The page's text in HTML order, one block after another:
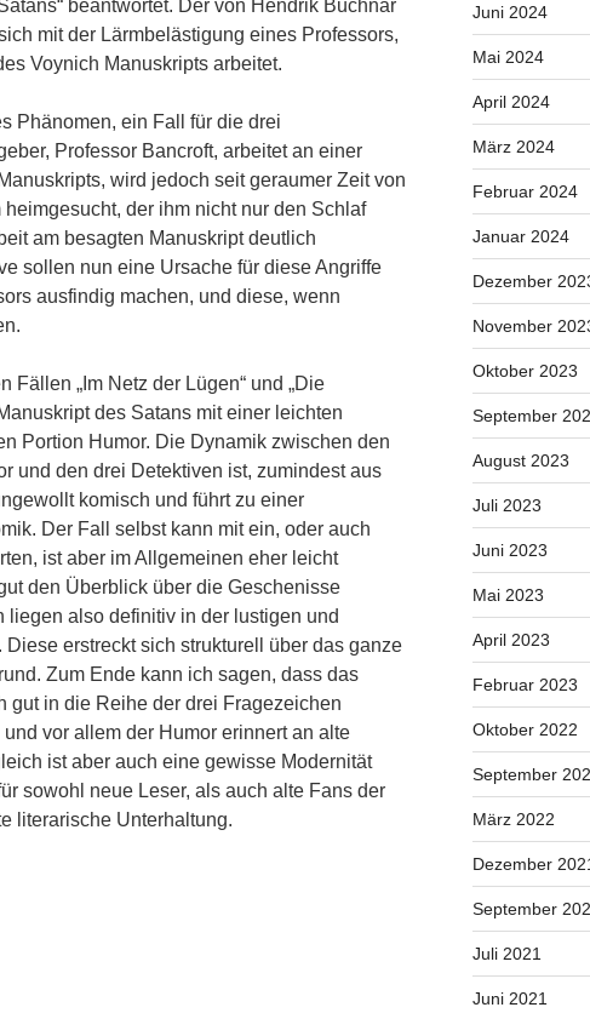
beantwortet. Der von Hendrik Buchnar
mit der Lärmbelästigung eines Professors,
Voynich Manuskripts arbeitet.
Phänomen, ein Fall für die drei
Professor Bancroft, arbeitet an einer
wird jedoch seit geraumer Zeit von
der ihm nicht nur den Schlaf
am besagten Manuskript deutlich
sollen nun eine Ursache für diese Angriffe
ausfindig machen, und diese, wenn
Fällen „Im Netz der Lügen“ und „Die
des Satans mit einer leichten
Portion Humor. Die Dynamik zwischen den
und den drei Detektiven ist, zumindest aus
komisch und führt zu einer
Der Fall selbst kann mit ein, oder auch
ist aber im Allgemeinen eher leicht
den Überblick über die Geschenisse
liegen also definitiv in der lustigen und
erstreckt sich strukturell über das ganze
Zum Ende kann ich sagen, dass das
gut in die Reihe der drei Fragezeichen
vor allem der Humor erinnert an alte
ist aber auch eine gewisse Modernität
sowohl neue Leser, als auch alte Fans der
literarische Unterhaltung.
Juni 2024
Mai 2024
April 2024
März 2024
Februar 2024
Januar 2024
Dezember
November
Oktober 2023
September
August 2023
Juli 2023
Juni 2023
Mai 2023
April 2023
Februar 2023
Oktober 2022
September
März 2022
Dezember
September
Juli 2021
Juni 2021